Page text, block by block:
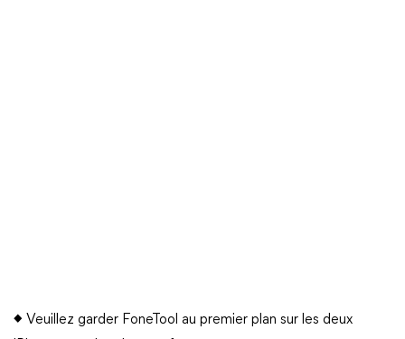
◆ Veuillez garder FoneTool au premier plan sur les deux